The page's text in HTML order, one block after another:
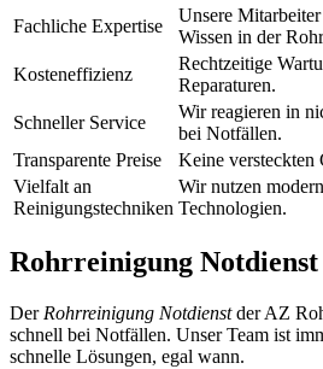
Fachliche Expertise
Unsere
Wissen in der
Kosteneffizienz
Rechtzeitige
Reparaturen.
Schneller Service
Wir reagieren in
bei Notfällen.
Transparente Preise
Keine versteckten
Vielfalt an
Reinigungstechniken
Wir nutzen
Technologien.
Rohrreinigung
Der Rohrreinigung Notdienstder AZ
schnell bei Notfällen. Unser Team ist
schnelle Lösungen, egal wann.